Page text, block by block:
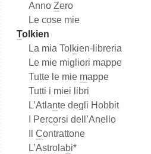
Anno Zero
Le cose mie
Tolkien
La mia Tol kien-libreria
Le mie migliori mappe
Tutte le mie mappe
Tutti i miei libri
L’Atlante degli Hobbit
I Percorsi dell’Anello
Contrattone
L’Astrolabi*